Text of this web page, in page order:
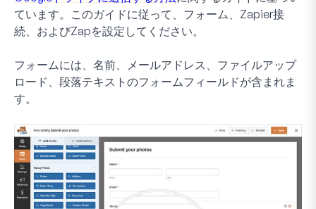
ています。このガイドに従って、フォーム、Zapier接
続、およびZapを設定してください。
フォームには、名前、メールアドレス、ファイルアップ
ロード、段落テキストのフォームフィールドが含まれま
す。